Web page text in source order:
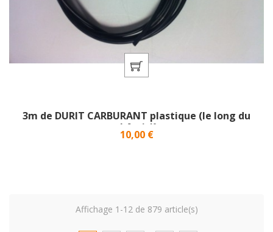
3m de DURIT CARBURANT plastique (le long du
châssis)}
Prix
10,00 €
Affichage 1-12 de 879 article(s)